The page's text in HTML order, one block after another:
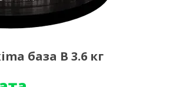
база B 3.6 кг